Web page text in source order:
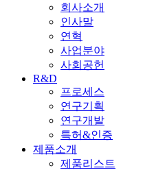
회사소개
인사말
연혁
사업분야
사회공헌
R&D
프로세스
연구기획
연구개발
특허&인증
제품소개
제품리스트